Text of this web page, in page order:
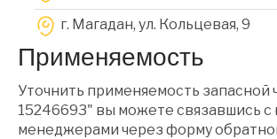
г. Магадан, ул. Кольцевая, 9
Применяемость
Уточнить применяемость запасной
15246693" вы можете связавшись с
менеджерами через форму